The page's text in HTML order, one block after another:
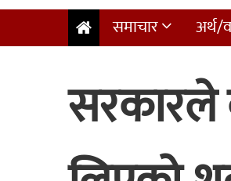
समाचार अर्थ/